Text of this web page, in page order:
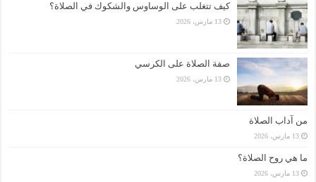
كيف تتغلب على الوساوس والشكوك في الصلاة؟
13 مارس، 2026
صفة الصلاة على الكرسي
13 مارس، 2026
من آداب الصلاة
13 مارس، 2026
ما هي روح الصلاة؟
13 مارس، 2026